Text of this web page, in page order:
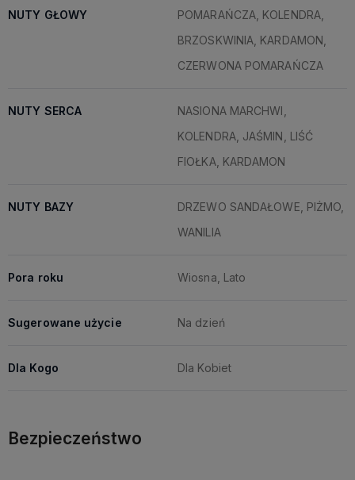
NUTY GŁOWY
POMARAŃCZA, KOLENDRA,
BRZOSKWINIA, KARDAMON,
CZERWONA POMARAŃCZA
NUTY SERCA
NASIONA MARCHWI,
KOLENDRA, JAŚMIN, LIŚĆ
FIOŁKA, KARDAMON
NUTY BAZY
DRZEWO SANDAŁOWE, PIŻMO,
WANILIA
Pora roku Wiosna, Lato
Sugerowane użycie Na dzień
Dla Kogo Dla Kobiet
Bezpieczeństwo